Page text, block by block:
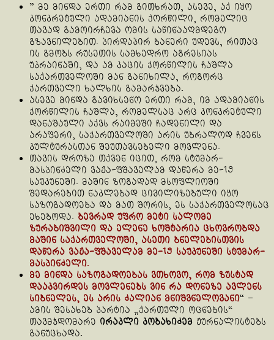
” მე მინდა ერთი რამ გითხრათ, ასევე, აქ იყო
კონკრეტული ადამიანის ქორწილი, რომელიც
თავად გამოირჩევა ომის საწინააღმდეგო
გზავნილებით. პირდაპირ ბანერი უდევს, რითაც
ის გმობს რუსეთის სამხედრო აგრესიას
უკრაინაში, და ამ კაცის ქორწილის ჩაშლა
საქართველოში მან განიხილა, როგორც
ქართველი ხალხის გამარჯვება.
ასევე მინდა გავიხსენო ერთი რამ, იმ ადამიანის
ქორწილის ჩაშლა, რომელსაც არც კონკრეტული
დანაშაული აქვს რაიმეში ჩადენილი და
არაფერი, საქართველოში არის უბრალოდ ჩვენს
კულტურასთან შეუთავსებელი მოვლენა.
თავის დროზე თქვენ იცით, რომ სტუმარ-
მასპინძელი ვაჟა-ფშაველამ დაწერა მე-19
საუკუნეში. მაშინ ზოგადად მსოფლიოში
შედარებით ნაკლებად ცივილიზებული იყო
საზოგადოება და მათ შორის, ეს საქართველოსაც
ეხებოდა. ბევრად უფრო მეტი სალომე
ზურაბიშვილი და ელენე ხოშტარია ცხოვრობდა
მაშინ საქართველოში, ასეთი ბნელებისთვის
დაწერა ვაჟა-ფშაველამ მე-19 საუკუნეში სტუმარ-
მასპინძელი.
მე მინდა საზოგადოებას ვთხოვო, რომ ზუსტად
დააკვირდეს მოვლენებს ვინ რა დონეზე ავლენს
სიბნელეს, ეს არის ძალიან მნიშვნელოვანი“ –
ამის შესახებ პარტია „ქართული ოცნების“
თავმჯდომარე ირაკლი კობახიძემ ჟურნალისტებს
განუცხადა.